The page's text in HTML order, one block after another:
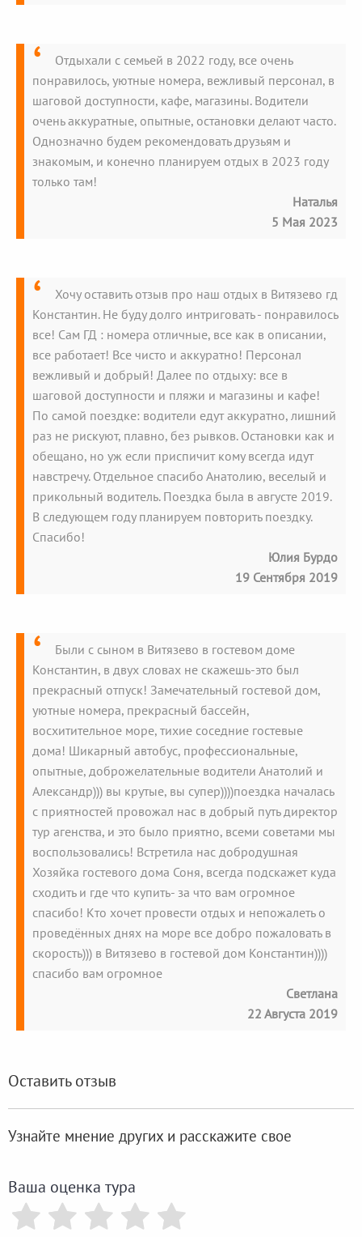
Отдыхали с семьей в 2022 году, все очень
понравилось, уютные номера, вежливый персонал, в
шаговой доступности, кафе, магазины. Водители
очень аккуратные, опытные, остановки делают часто.
Однозначно будем рекомендовать друзьям и
знакомым, и конечно планируем отдых в 2023 году
только там!
Наталья
5 Мая 2023
Хочу оставить отзыв про наш отдых в Витязево гд
Константин. Не буду долго интриговать - понравилось
все! Сам ГД : номера отличные, все как в описании,
все работает! Все чисто и аккуратно! Персонал
вежливый и добрый! Далее по отдыху: все в
шаговой доступности и пляжи и магазины и кафе!
По самой поездке: водители едут аккуратно, лишний
раз не рискуют, плавно, без рывков. Остановки как и
обещано, но уж если приспичит кому всегда идут
навстречу. Отдельное спасибо Анатолию, веселый и
прикольный водитель. Поездка была в августе 2019.
В следующем году планируем повторить поездку.
Спасибо!
Юлия Бурдо
19 Сентября 2019
Были с сыном в Витязево в гостевом доме
Константин, в двух словах не скажешь-это был
прекрасный отпуск! Замечательный гостевой дом,
уютные номера, прекрасный бассейн,
восхитительное море, тихие соседние гостевые
дома! Шикарный автобус, профессиональные,
опытные, доброжелательные водители Анатолий и
Александр))) вы крутые, вы супер))))поездка началась
с приятностей провожал нас в добрый путь директор
тур агенства, и это было приятно, всеми советами мы
воспользовались! Встретила нас добродушная
Хозяйка гостевого дома Соня, всегда подскажет куда
сходить и где что купить- за что вам огромное
спасибо! Кто хочет провести отдых и непожалеть о
проведённых днях на море все добро пожаловать в
скорость))) в Витязево в гостевой дом Константин))))
спасибо вам огромное
Светлана
22 Августа 2019
Оставить отзыв
Узнайте мнение других и расскажите свое
Ваша оценка тура